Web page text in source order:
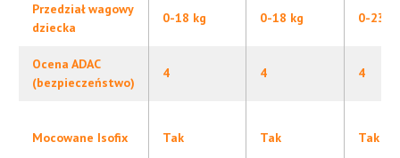
Przedział wagowy
dziecka
0-18 kg 0-18 kg 0-23
Ocena ADAC
(bezpieczeństwo)
4 4 4
Mocowane Isofix Tak Tak Tak